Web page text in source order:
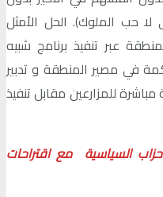
حب الملوك). الحل الأمثل
عبر تنفيذ برنامج شبيه
في مصير المنطقة و تدبير
مباشرة للمزارعين مقابل تنفيذ
السياسية مع اقتراحات